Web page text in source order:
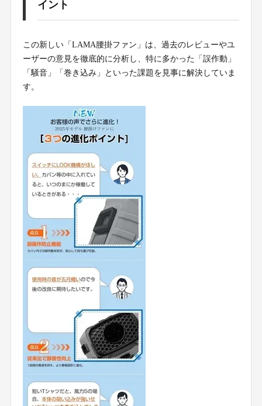
イント
この新しい「LAMA腰掛ファン」は、過去のレビューやユ
ーザーの意見を徹底的に分析し、特に多かった「誤作動」
「騒音」「巻き込み」といった課題を見事に解決していま
す。